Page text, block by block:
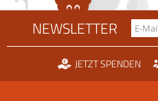
NEWSLETTER
JETZT SPENDEN